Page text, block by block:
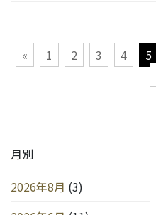
« 1 2 3 4 5
月別
2026年8月 (3)